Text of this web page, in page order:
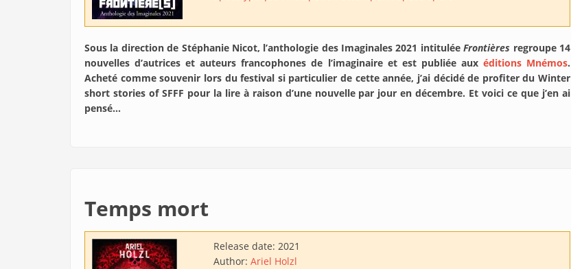
Sous la direction de Stéphanie Nicot, l’anthologie des Imaginales 2021 intituléeFrontières regroupe 14
nouvelles d’autrices et auteurs francophones de l’imaginaire et est publiée aux éditions Mnémos.
Acheté comme souvenir lors du festival si particulier de cette année, j’ai décidé de profiter du Winter
short stories of SFFF pour la lire à raison d’une nouvelle par jour en décembre. Et voici ce que j’en ai
pensé…
Temps mort
Release date: 2021
Author: Ariel Holzl